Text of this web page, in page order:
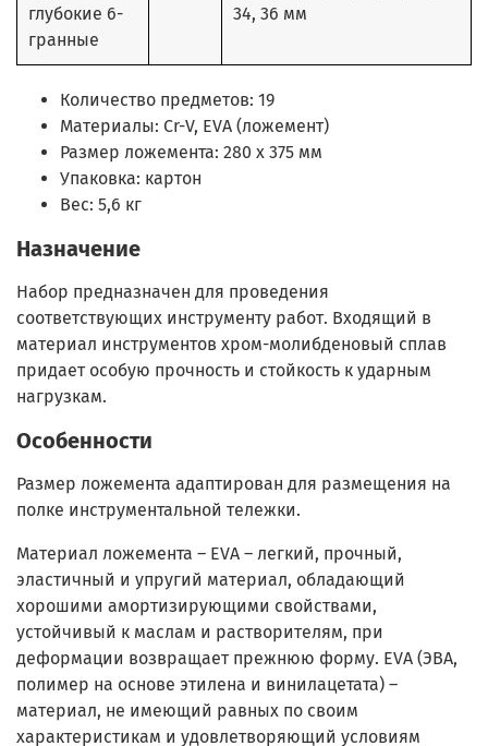
глубокие 6-
гранные
34, 36 мм
Количество предметов: 19
Материалы: Cr-V, EVA (ложемент)
Размер ложемента: 280 х 375 мм
Упаковка: картон
Вес: 5,6 кг
Назначение
Набор предназначен для проведения
соответствующих инструменту работ. Входящий в
материал инструментов хром-молибденовый сплав
придает особую прочность и стойкость к ударным
нагрузкам.
Особенности
Размер ложемента адаптирован для размещения на
полке инструментальной тележки.
Материал ложемента – EVA – легкий, прочный,
эластичный и упругий материал, обладающий
хорошими амортизирующими свойствами,
устойчивый к маслам и растворителям, при
деформации возвращает прежнюю форму. EVA (ЭВА,
полимер на основе этилена и винилацетата) –
материал, не имеющий равных по своим
характеристикам и удовлетворяющий условиям